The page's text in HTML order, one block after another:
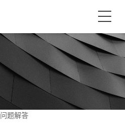
问题解答